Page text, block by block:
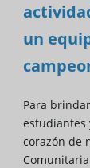
un
Para
estudiantes
corazón de